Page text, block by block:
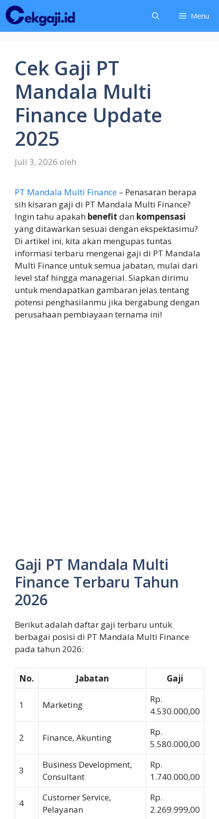
Langsung
ke
isi
Menu
Cek Gaji PT
Mandala Multi
Finance Update
2025
Juli 3, 2026 oleh
PT Mandala Multi Finance – Penasaran berapa
sih kisaran gaji di PT Mandala Multi Finance?
Ingin tahu apakah benefit dan kompensasi
yang ditawarkan sesuai dengan ekspektasimu?
Di artikel ini, kita akan mengupas tuntas
informasi terbaru mengenai gaji di PT Mandala
Multi Finance untuk semua jabatan, mulai dari
level staf hingga managerial. Siapkan dirimu
untuk mendapatkan gambaran jelas tentang
potensi penghasilanmu jika bergabung dengan
perusahaan pembiayaan ternama ini!
Gaji PT Mandala Multi
Finance Terbaru Tahun
2026
Berikut adalah daftar gaji terbaru untuk
berbagai posisi di PT Mandala Multi Finance
pada tahun 2026:
No. Jabatan Gaji
1 Marketing
Rp.
4.530.000,00
2 Finance, Akunting
Rp.
5.580.000,00
3
Business Development,
Consultant
Rp.
1.740.000,00
4
Customer Service,
Pelayanan
Rp.
2.269.999,00